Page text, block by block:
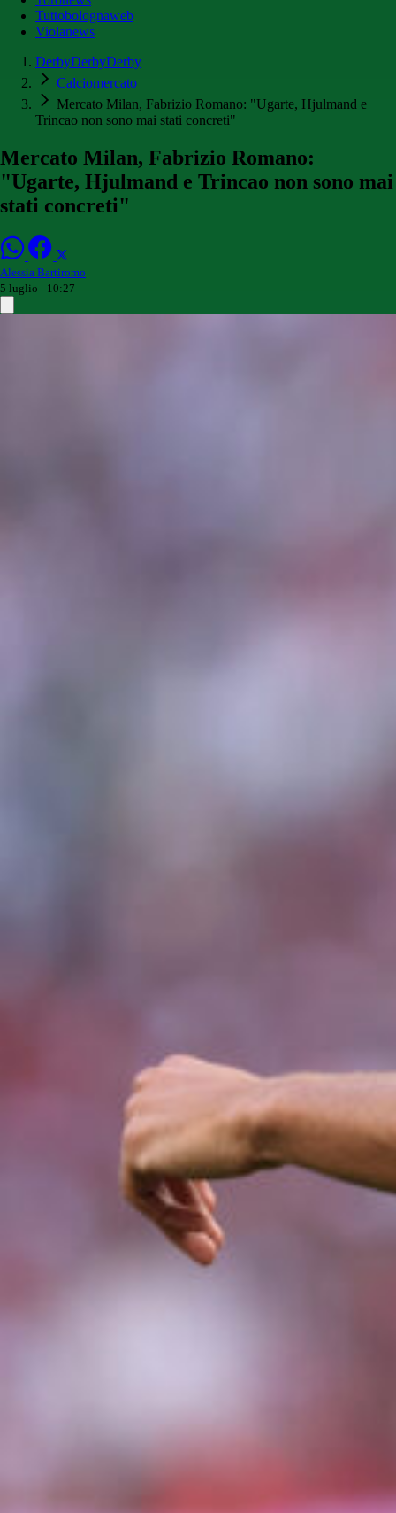
Tuttobolognaweb
Violanews
DerbyDerbyDerby
Calciomercato
Mercato Milan, Fabrizio Romano: "Ugarte, Hjulmand e
Trincao non sono mai stati concreti"
Mercato Milan, Fabrizio Romano:
"Ugarte, Hjulmand e Trincao non sono mai
stati concreti"
Alessia Bartiromo
5 luglio - 10:27